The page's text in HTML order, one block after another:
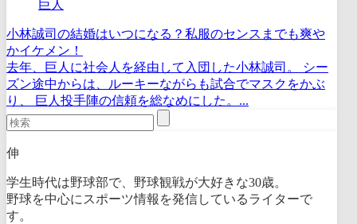
巨人
小林誠司の結婚はいつになる？私服のセンスまでも爽や
かイケメン！
去年、巨人に社会人を経由して入団した小林誠司。 シー
ズン途中からは、ルーキーながらも試合でマスクをかぶ
り、 巨人投手陣の信頼を総なめにした。...
伸
学生時代は野球部で、野球観戦が大好きな30歳。
野球を中心にスポーツ情報を発信しているライターで
す。